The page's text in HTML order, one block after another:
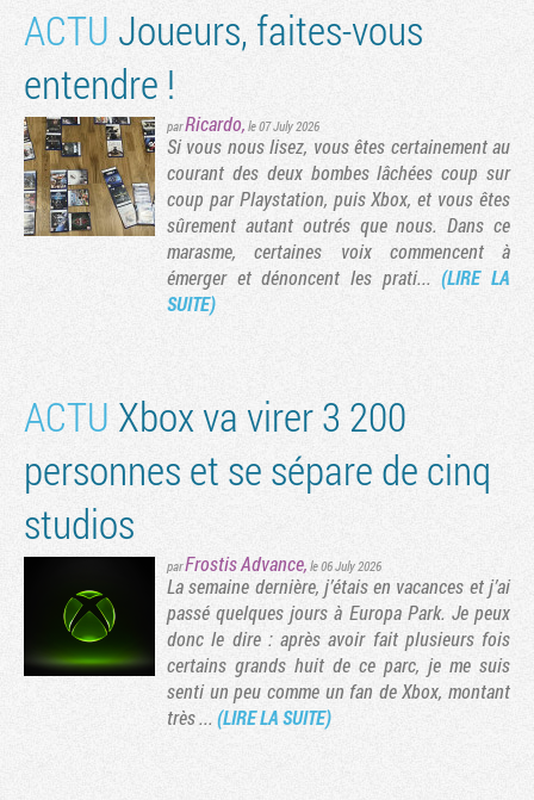
ACTU Joueurs, faites-vous
entendre !
parRicardo, le 07 July 2026
Si vous nous lisez, vous êtes certainement au
courant des deux bombes lâchées coup sur
coup par Playstation, puis Xbox, et vous êtes
sûrement autant outrés que nous. Dans ce
marasme, certaines voix commencent à
émerger et dénoncent les prati...(LIRE LA
SUITE)
ACTU Xbox va virer 3 200
personnes et se sépare de cinq
studios
parFrostis Advance, le 06 July 2026
La semaine dernière, j’étais en vacances et j’ai
passé quelques jours à Europa Park. Je peux
donc le dire : après avoir fait plusieurs fois
certains grands huit de ce parc, je me suis
senti un peu comme un fan de Xbox, montant
très ... (LIRE LA SUITE)